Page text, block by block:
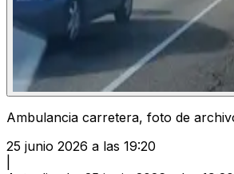
Ambulancia carretera, foto de
25 junio 2026 a las 19:20